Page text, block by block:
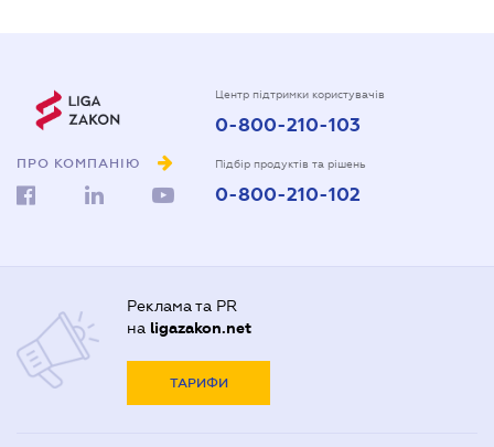
ПРО КОМПАНІЮ
Центр підтримки користувачів
0-800-210-103
Підбір продуктів та рішень
0-800-210-102
Реклама та PR
на ligazakon.net
ТАРИФИ